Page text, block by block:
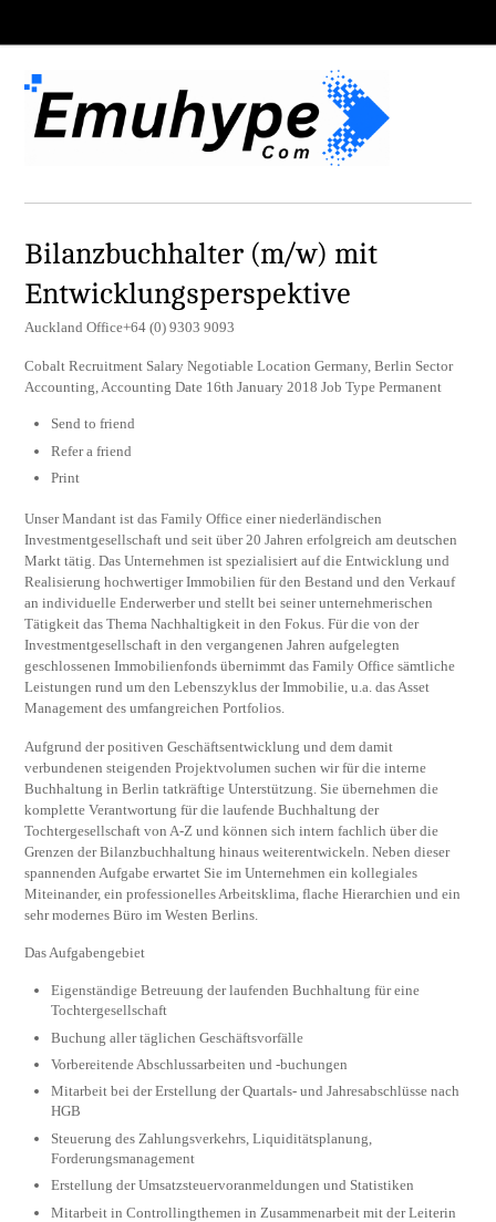
Bilanzbuchhalter (m/w) mit
Entwicklungsperspektive
Auckland Office+64 (0) 9303 9093
Cobalt Recruitment Salary Negotiable Location Germany, Berlin Sector
Accounting, Accounting Date 16th January 2018 Job Type Permanent
Send to friend
Refer a friend
Print
Unser Mandant ist das Family Office einer niederländischen
Investmentgesellschaft und seit über 20 Jahren erfolgreich am deutschen
Markt tätig. Das Unternehmen ist spezialisiert auf die Entwicklung und
Realisierung hochwertiger Immobilien für den Bestand und den Verkauf
an individuelle Enderwerber und stellt bei seiner unternehmerischen
Tätigkeit das Thema Nachhaltigkeit in den Fokus. Für die von der
Investmentgesellschaft in den vergangenen Jahren aufgelegten
geschlossenen Immobilienfonds übernimmt das Family Office sämtliche
Leistungen rund um den Lebenszyklus der Immobilie, u.a. das Asset
Management des umfangreichen Portfolios.
Aufgrund der positiven Geschäftsentwicklung und dem damit
verbundenen steigenden Projektvolumen suchen wir für die interne
Buchhaltung in Berlin tatkräftige Unterstützung. Sie übernehmen die
komplette Verantwortung für die laufende Buchhaltung der
Tochtergesellschaft von A-Z und können sich intern fachlich über die
Grenzen der Bilanzbuchhaltung hinaus weiterentwickeln. Neben dieser
spannenden Aufgabe erwartet Sie im Unternehmen ein kollegiales
Miteinander, ein professionelles Arbeitsklima, flache Hierarchien und ein
sehr modernes Büro im Westen Berlins.
Das Aufgabengebiet
Eigenständige Betreuung der laufenden Buchhaltung für eine
Tochtergesellschaft
Buchung aller täglichen Geschäftsvorfälle
Vorbereitende Abschlussarbeiten und -buchungen
Mitarbeit bei der Erstellung der Quartals- und Jahresabschlüsse nach
HGB
Steuerung des Zahlungsverkehrs, Liquiditätsplanung,
Forderungsmanagement
Erstellung der Umsatzsteuervoranmeldungen und Statistiken
Mitarbeit in Controllingthemen in Zusammenarbeit mit der Leiterin